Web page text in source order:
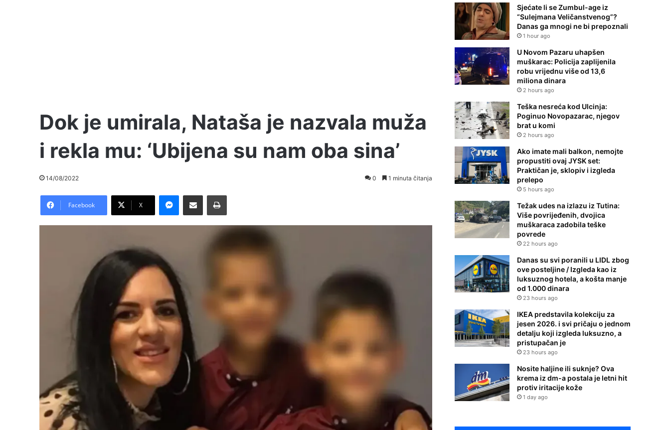
Dok je umirala, Nataša je nazvala muža
i rekla mu: ‘Ubijena su nam oba sina’
14/08/2022 0 1 minuta čitanja
Facebook X
Messenger
Pošalji preko E-Maila Printaj
Sjećate li se Zumbul-age iz
“Sulejmana Veličanstvenog”?
Danas ga mnogi ne bi prepoznali
1 hour ago
U Novom Pazaru uhapšen
muškarac: Policija zaplijenila
robu vrijednu više od 13,6
miliona dinara
2 hours ago
Teška nesreća kod Ulcinja:
Poginuo Novopazarac, njegov
brat u komi
2 hours ago
Ako imate mali balkon, nemojte
propustiti ovaj JYSK set:
Praktičan je, sklopiv i izgleda
prelepo
5 hours ago
Težak udes na izlazu iz Tutina:
Više povrijeđenih, dvojica
muškaraca zadobila teške
povrede
22 hours ago
Danas su svi poranili u LIDL zbog
ove posteljine / Izgleda kao iz
luksuznog hotela, a košta manje
od 1.000 dinara
23 hours ago
IKEA predstavila kolekciju za
jesen 2026. i svi pričaju o jednom
detalju koji izgleda luksuzno, a
pristupačan je
23 hours ago
Nosite haljine ili suknje? Ova
krema iz dm-a postala je letni hit
protiv iritacije kože
1 day ago